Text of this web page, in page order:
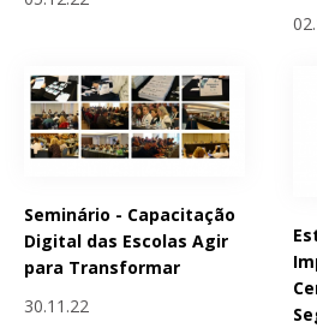
Seminário - Capacitação
Digital das Escolas Agir
para Transformar
30.11.22